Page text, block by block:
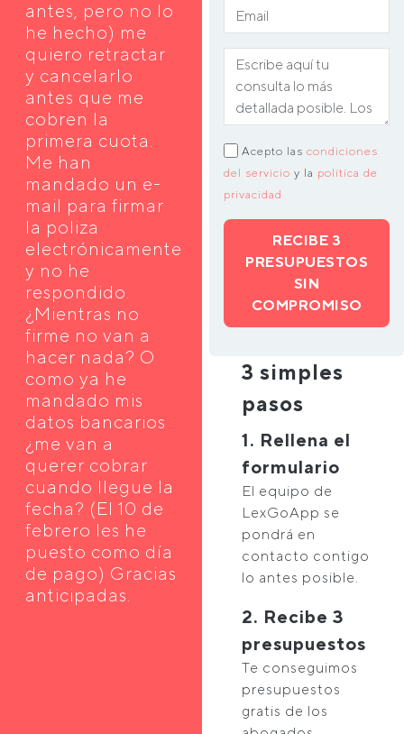
antes, pero no lo
he hecho) me
quiero retractar
y cancelarlo
antes que me
cobren la
primera cuota.
Me han
mandado un e-
mail para firmar
la poliza
electrónicamente
y no he
respondido.
¿Mientras no
firme no van a
hacer nada? O
como ya he
mandado mis
datos bancarios
¿me van a
querer cobrar
cuando llegue la
fecha? (El 10 de
febrero les he
puesto como día
de pago) Gracias
anticipadas.
Acepto las condiciones
del servicio y la política de
privacidad
RECIBE 3
PRESUPUESTOS
SIN
COMPROMISO
3 simples
pasos
1. Rellena el
formulario
El equipo de
LexGoApp se
pondrá en
contacto contigo
lo antes posible.
2. Recibe 3
presupuestos
Te conseguimos
presupuestos
gratis de los